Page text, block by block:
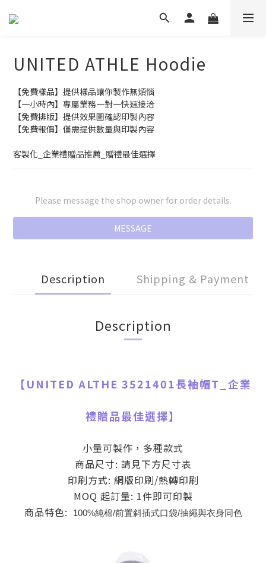
UNITED ATHLE Hoodie
【免費樣品】提供樣品讓你製作無煩惱
【一小時內】專屬業務一對一快速接洽
【免費排版】提供效果圖確認印製內容
【免費報價】僅需提供數量與印製內容
客製化_企業禮贈品推薦_贈禮最佳選擇
Please message the shop owner for order details.
MESSAGE
Description Shipping & Payment
Description
【UNITED ALTHE 3521401長袖帽T 企業
禮贈品最佳選擇】
小量可製作，多種款式
商品尺寸: 請見下方尺寸表
印刷方式: 網版印刷/熱轉印刷
MOQ 起訂量: 1件即可印製
商品特色:
100%純棉/前置斜插式口袋/抽繩與衣身同色